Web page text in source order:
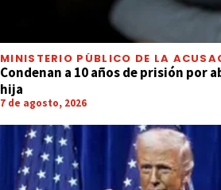
MINISTERIO PÚBLICO DE LA
Condenan a 10 años de prisión por
hija
7 de agosto, 2026